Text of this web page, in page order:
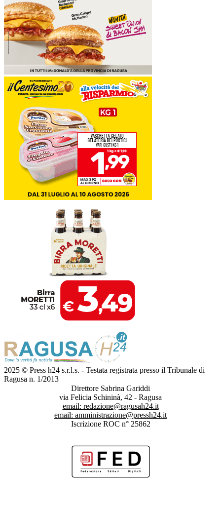
2025 © Press h24 s.r.l.s. - Testata registrata presso il Tribunale di
Ragusa n. 1/2013
Direttore Sabrina Gariddi
via Felicia Schininà, 42 - Ragusa
email: redazione@ragusah24.it
email: amministrazione@pressh24.it
Iscrizione ROC n° 25862